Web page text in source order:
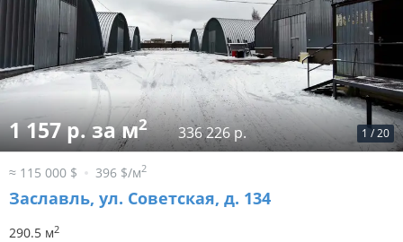
1 /20
1 157 р. за м2 336 226 р.
≈ 115 000 $ 396 $/м2
Заславль, ул. Советская, д. 134
290.5 м2